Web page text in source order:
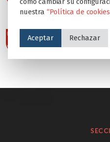
nuestra “Política de
Aceptar Rechazar